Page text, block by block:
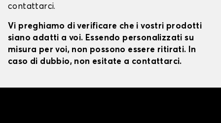
contattarci.
Vi preghiamo di verificare che i vostri prodotti
siano adatti a voi. Essendo personalizzati su
misura per voi, non possono essere ritirati. In
caso di dubbio, non esitate a contattarci.